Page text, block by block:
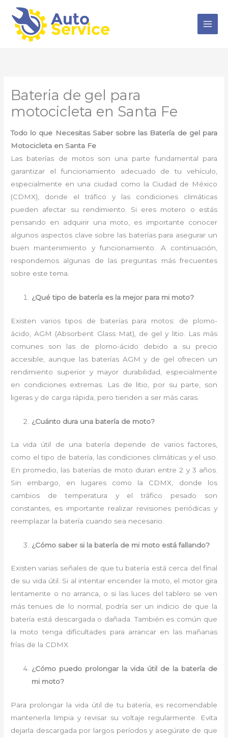
contenido
Bateria de gel para
motocicleta en Santa Fe
Todo lo que Necesitas Saber sobre las Batería de gel para
Motocicleta en Santa Fe
Las baterías de motos son una parte fundamental para
garantizar el funcionamiento adecuado de tu vehículo,
especialmente en una ciudad como la Ciudad de México
(CDMX), donde el tráfico y las condiciones climáticas
pueden afectar su rendimiento. Si eres motero o estás
pensando en adquirir una moto, es importante conocer
algunos aspectos clave sobre las baterías para asegurar un
buen mantenimiento y funcionamiento. A continuación,
respondemos algunas de las preguntas más frecuentes
sobre este tema.
¿Qué tipo de batería es la mejor para mi moto?
Existen varios tipos de baterías para motos: de plomo-
ácido, AGM (Absorbent Glass Mat), de gel y litio. Las más
comunes son las de plomo-ácido debido a su precio
accesible, aunque las baterías AGM y de gel ofrecen un
rendimiento superior y mayor durabilidad, especialmente
en condiciones extremas. Las de litio, por su parte, son
ligeras y de carga rápida, pero tienden a ser más caras.
¿Cuánto dura una batería de moto?
La vida útil de una batería depende de varios factores,
como el tipo de batería, las condiciones climáticas y el uso.
En promedio, las baterías de moto duran entre 2 y 3 años.
Sin embargo, en lugares como la CDMX, donde los
cambios de temperatura y el tráfico pesado son
constantes, es importante realizar revisiones periódicas y
reemplazar la batería cuando sea necesario.
¿Cómo saber si la batería de mi moto está fallando?
Existen varias señales de que tu batería está cerca del final
de su vida útil. Si al intentar encender la moto, el motor gira
lentamente o no arranca, o si las luces del tablero se ven
más tenues de lo normal, podría ser un indicio de que la
batería está descargada o dañada. También es común que
la moto tenga dificultades para arrancar en las mañanas
frías de la CDMX.
¿Cómo puedo prolongar la vida útil de la batería de
mi moto?
Para prolongar la vida útil de tu batería, es recomendable
mantenerla limpia y revisar su voltaje regularmente. Evita
dejarla descargada por largos períodos y asegúrate de que